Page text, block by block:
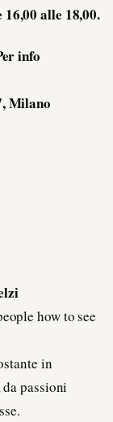
alle 18,00.
info
Milano
how to see
in
passioni